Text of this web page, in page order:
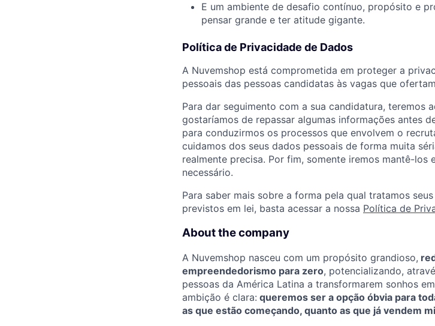
E um ambiente de desafio contínuo, propósito e
pensar grande e ter atitude gigante.
Política de Privacidade de Dados
A Nuvemshop está comprometida em proteger a
pessoais das pessoas candidatas às vagas que
Para dar seguimento com a sua candidatura, teremos
gostaríamos de repassar algumas informações antes
para conduzirmos os processos que envolvem o
cuidamos dos seus dados pessoais de forma muita
realmente precisa. Por fim, somente iremos mantê-los
necessário.
Para saber mais sobre a forma pela qual tratamos
previstos em lei, basta acessar a nossa Política de
About the company
A Nuvemshop nasceu com um propósito grandioso,
empreendedorismo para zero, potencializando,
pessoas da América Latina a transformarem sonhos
ambição é clara: queremos ser a opção óbvia para
as que estão começando, quanto as que já vendem